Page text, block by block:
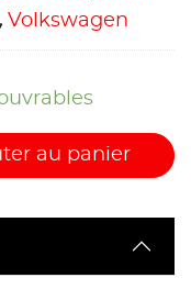
, Volkswagen
au panier